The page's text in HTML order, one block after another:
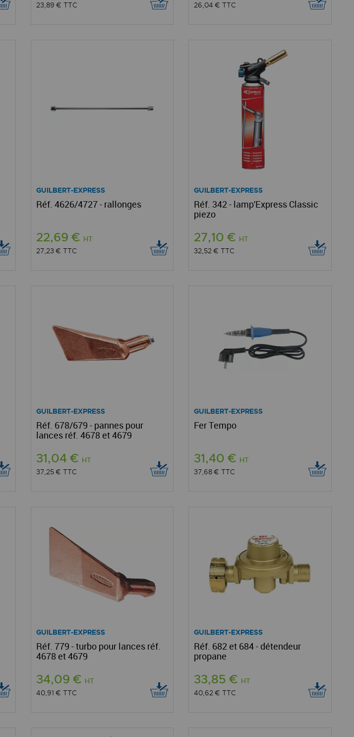
23,89 € TTC
26,04 €TTC
GUILBERT-EXPRESS
Réf. 4626/4727 - rallonges
22,69 € HT
27,23 € TTC
GUILBERT-EXPRESS
Réf. 342 - lamp'Express Classic
piezo
27,10 € HT
32,52 €TTC
GUILBERT-EXPRESS
Réf. 678/679 - pannes pour
lances réf. 4678 et 4679
31,04 € HT
37,25 € TTC
GUILBERT-EXPRESS
Fer Tempo
31,40 € HT
37,68 €TTC
GUILBERT-EXPRESS
Réf. 779 - turbo pour lances réf.
4678 et 4679
34,09 € HT
40,91 € TTC
GUILBERT-EXPRESS
Réf. 682 et 684 - détendeur
propane
33,85 € HT
40,62 €TTC